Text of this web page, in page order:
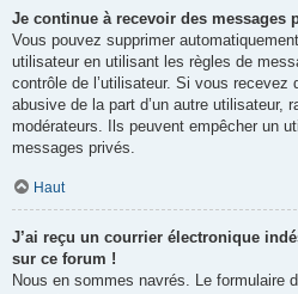
Je continue à recevoir des messages
Vous pouvez supprimer
utilisateur en utilisant les règles de
contrôle de l’utilisateur. Si vous
abusive de la part d’un autre utilisateur,
modérateurs. Ils peuvent empêcher un
messages privés.
Haut
J’ai reçu un courrier électronique
sur ce forum !
Nous en sommes navrés. Le formulaire